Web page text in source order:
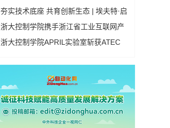
学科在软科2025年世界一流学科排名中
夯实技术底座 共育创新生态 | 埃夫特·启
智 x 哈工大共建智能机器人通用技术底
浙大控制学院携手浙江省工业互联网产
业联盟 共启产教融合新篇章
浙大控制学院APRIL实验室斩获ATEC